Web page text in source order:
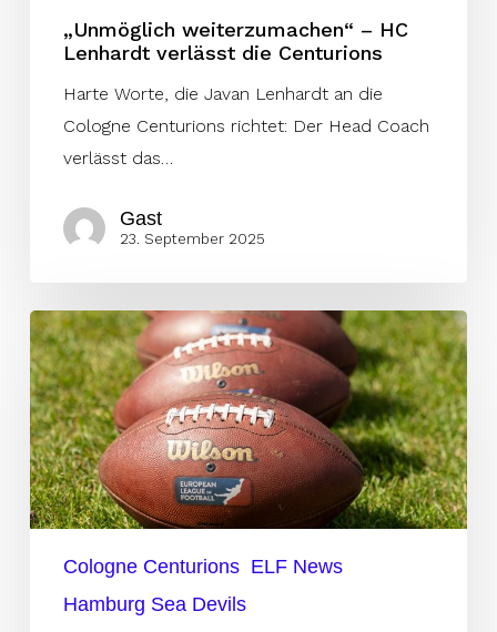
„Unmöglich weiterzumachen“ – HC
Lenhardt verlässt die Centurions
Harte Worte, die Javan Lenhardt an die
Cologne Centurions richtet: Der Head Coach
verlässt das…
Gast
23. September 2025
Ungewisse
Zukunft
verbreitet
Wut,
Frust
und
auch
Cologne Centurions ELF News
Hamburg Sea Devils